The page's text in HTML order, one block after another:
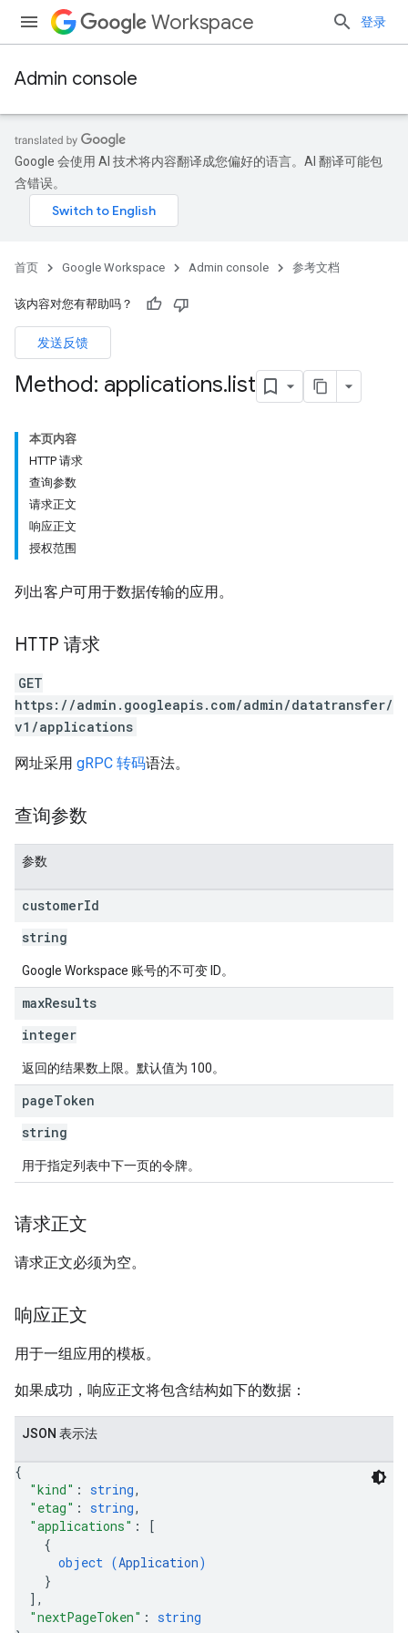
Workspace 登录
Admin console
Google 会使用 AI 技术将内容翻译成您偏好的语言。AI 翻译可能包
含错误。
首页 Google Workspace Admin console 参考文档
该内容对您有帮助吗？
发送反馈
Method: applications.list
本页内容
HTTP 请求
查询参数
请求正文
响应正文
授权范围
列出客户可用于数据传输的应用。
HTTP 请求
GET
https://admin.googleapis.com/admin/datatransfer/
v1/applications
网址采用 gRPC 转码语法。
查询参数
参数
customerId
string
Google Workspace 账号的不可变 ID。
maxResults
integer
返回的结果数上限。默认值为 100。
pageToken
string
用于指定列表中下一页的令牌。
请求正文
请求正文必须为空。
响应正文
用于一组应用的模板。
如果成功，响应正文将包含结构如下的数据：
JSON 表示法
{
"kind" : string,
"etag" : string,
"applications" :
[
{
object (Application)
}
] ,
"nextPageToken" : string